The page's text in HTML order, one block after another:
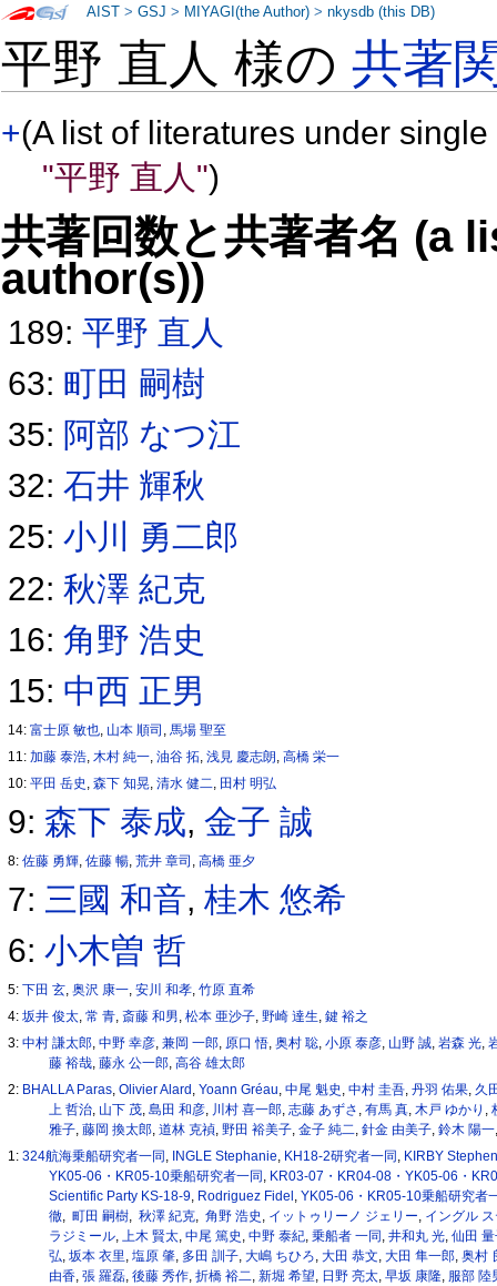
平野 直人 様の共著
+(A list of literatures under
"平野 直人")
共著回数と共著者名 (a
author(s))
189:平野 直人
63: 町田 嗣樹
35: 阿部 なつ江
32:石井 輝秋
25:小川 勇二郎
22:秋澤 紀克
16:角野 浩史
15: 中西 正男
14:富士原 敏也 山本 順司
馬場 聖至
11:加藤 泰浩 木村 純一 ,油谷 拓 ,浅見 慶志朗 ,高橋 栄一
10:平田 岳史 ,森下 知晃 ,清水 健二 田村 明弘
9:森下 泰成,金子 誠
8:佐藤 勇輝,佐藤 暢,荒井 章司 ,高橋 亜夕
7: 三國 和音,桂木 悠希
6:小木曽 哲
5:下田 玄,奥沢 康一,安川 和孝,竹原 直希
4:坂井 俊太,常 青,斎藤 和男,松本 亜沙子,野崎 達生,鍵 裕之
3:中村 謙太郎,中野 幸彦,兼岡 一郎, 原口 悟,奥村 聡,小原 泰彦, 山野 誠,岩森 光,
藤 裕哉, 藤永 公一郎, 高谷 雄太郎
2: BHALLA Paras,Olivier Alard ,Yoann Gréau,中尾 魁史 ,中村 圭吾,丹羽 佑果, 久
上 哲治, 山下 茂, 島田 和彦, 川村 喜一郎, 志藤 あずさ , 有馬 真, 木戸 ゆかり ,
雅子, 藤岡 換太郎, 道林 克禎, 野田 裕美子, 金子 純二, 針金 由美子, 鈴木 陽一
1:324航海乗船研究者一同 , INGLE Stephanie, KH18-2研究者一同 , KIRBY
YK05-06・KR05-10乗船研究者一同 , KR03-07・KR04-08・YK05-06・
Scientific Party KS-18-9, Rodriguez Fidel , YK05-06・KR05-10乗船研究者
徹, 町田 嗣樹, 秋澤 紀克, 角野 浩史 , イットゥリーノ ジェリー, イングル
ラジミール, 上木 賢太, 中尾 篤史 , 中野 泰紀, 乗船者 一同 , 井和丸 光, 仙田 量
弘, 坂本 衣里, 塩原 肇, 多田 訓子, 大嶋 ちひろ, 大田 恭文, 大田 隼一郎, 奥村
由香, 張 羅磊, 後藤 秀作, 折橋 裕二, 新堀 希望, 日野 亮太, 早坂 康隆, 服部 陸
AIST >GSJ > MIYAGI(the Author) >nkysdb (this DB)